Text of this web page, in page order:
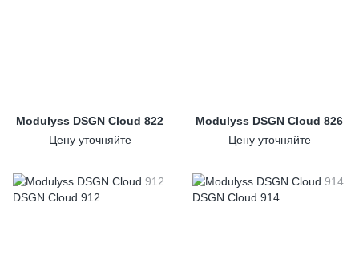
Modulyss DSGN Cloud 822
Цену уточняйте
Modulyss DSGN Cloud 826
Цену уточняйте